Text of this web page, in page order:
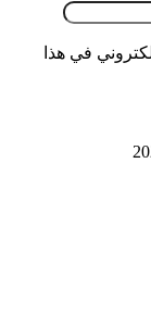
في هذا